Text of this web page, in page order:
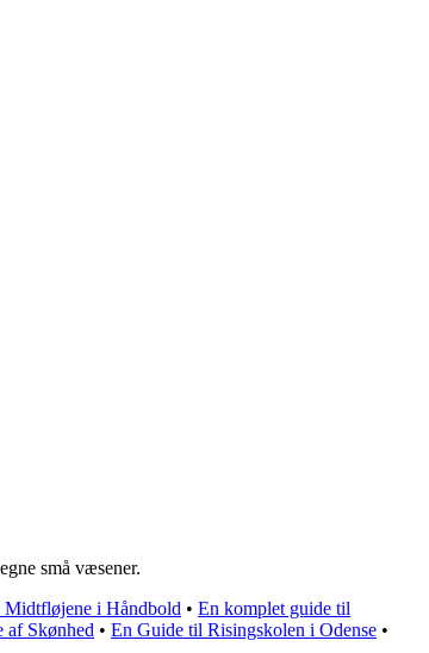
små væsener.
i Håndbold • En komplet guide til
af Skønhed • En Guide til Risingskolen i Odense •